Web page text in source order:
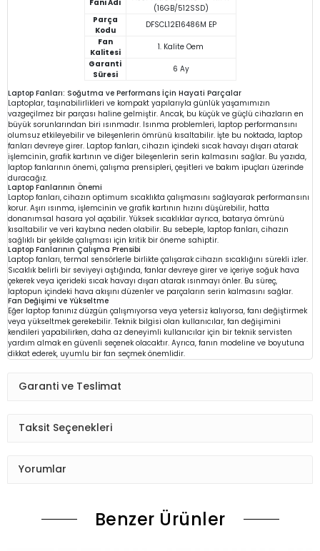
Fanı Adı
(16GB/512SSD)
Parça
Kodu
DFSCL12E16486M EP
Fan
Kalitesi
1. Kalite Oem
Garanti
Süresi
6 Ay
Laptop Fanları: Soğutma ve Performans İçin Hayati Parçalar
Laptoplar, taşınabilirlikleri ve kompakt yapılarıyla günlük yaşamımızın
vazgeçilmez bir parçası haline gelmiştir. Ancak, bu küçük ve güçlü cihazların en
büyük sorunlarından biri ısınmadır. Isınma problemleri, laptop performansını
olumsuz etkileyebilir ve bileşenlerin ömrünü kısaltabilir. İşte bu noktada, laptop
fanları devreye girer. Laptop fanları, cihazın içindeki sıcak havayı dışarı atarak
işlemcinin, grafik kartının ve diğer bileşenlerin serin kalmasını sağlar. Bu yazıda,
laptop fanlarının önemi, çalışma prensipleri, çeşitleri ve bakım ipuçları üzerinde
duracağız.
Laptop Fanlarının Önemi
Laptop fanları, cihazın optimum sıcaklıkta çalışmasını sağlayarak performansını
korur. Aşırı ısınma, işlemcinin ve grafik kartının hızını düşürebilir, hatta
donanımsal hasara yol açabilir. Yüksek sıcaklıklar ayrıca, batarya ömrünü
kısaltabilir ve veri kaybına neden olabilir. Bu sebeple, laptop fanları, cihazın
sağlıklı bir şekilde çalışması için kritik bir öneme sahiptir.
Laptop Fanlarının Çalışma Prensibi
Laptop fanları, termal sensörlerle birlikte çalışarak cihazın sıcaklığını sürekli izler.
Sıcaklık belirli bir seviyeyi aştığında, fanlar devreye girer ve içeriye soğuk hava
çekerek veya içerideki sıcak havayı dışarı atarak ısınmayı önler. Bu süreç,
laptopun içindeki hava akışını düzenler ve parçaların serin kalmasını sağlar.
Fan Değişimi ve Yükseltme
Eğer laptop fanınız düzgün çalışmıyorsa veya yetersiz kalıyorsa, fanı değiştirmek
veya yükseltmek gerekebilir. Teknik bilgisi olan kullanıcılar, fan değişimini
kendileri yapabilirken, daha az deneyimli kullanıcılar için bir teknik servisten
yardım almak en güvenli seçenek olacaktır. Ayrıca, fanın modeline ve boyutuna
dikkat ederek, uyumlu bir fan seçmek önemlidir.
Garanti ve Teslimat
Taksit Seçenekleri
Yorumlar
Benzer Ürünler